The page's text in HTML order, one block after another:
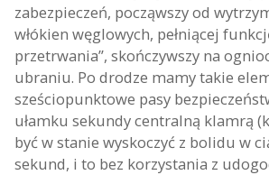
zabezpieczeń, począwszy od
włókien węglowych, pełniącej
przetrwania”, skończywszy na
ubraniu. Po drodze mamy takie
sześciopunktowe pasy
ułamku sekundy centralną klamrą
być w stanie wyskoczyć z bolidu w
sekund, i to bez korzystania z